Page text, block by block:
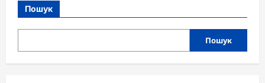
Пошук
Пошук